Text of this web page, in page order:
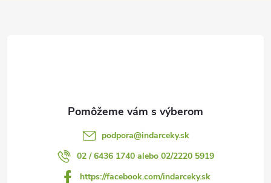
podpora@indarceky.sk
02 / 6436 1740 alebo 02/2220 5919
https://facebook.com/indarceky.sk